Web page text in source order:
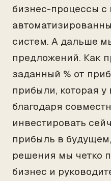
бизнес-процессы
систем. А дальше
предложений. Как
заданный % от
прибыли, которая у
благодаря
инвестировать
прибыль в
решения мы четко
бизнес и